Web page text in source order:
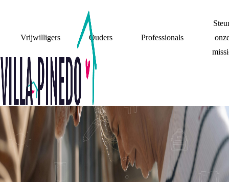
Vrijwilligers Ouders Professionals
FAMILIE
MIJN WOONSITUATIE
(GEEN) CONTACT